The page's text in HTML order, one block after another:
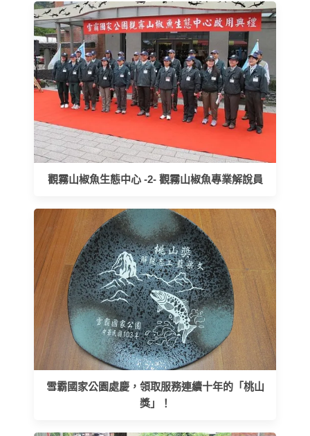
觀霧山椒魚生態中心 -2- 觀霧山椒魚專業解說員
雪霸國家公園處慶，領取服務連續十年的「桃山
獎」！